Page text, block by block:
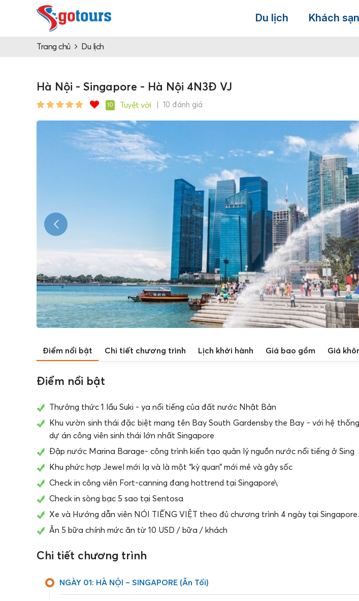
Du lịch Khách sạn
Trang chủ Du lịch
Hà Nội - Singapore - Hà Nội 4N3Đ VJ
10 Tuyệt vời | 10 đánh giá
Điểm nổi bật Chi tiết chương trình Lịch khởi hành Giá bao gồm Giá
Điểm nổi bật
Thưởng thức 1 lẩu Suki - ya nổi tiếng của đất nước Nhật Bản
Khu vườn sinh thái đặc biệt mang tên Bay South Gardensby the Bay - với hệ
dự án công viên sinh thái lớn nhất Singapore
Đập nước Marina Barage- công trình kiến tạo quản lý nguồn nước nổi tiếng ở Sing
Khu phức hợp Jewel mới lạ và là một “kỳ quan” mới mẻ và gây sốc
Check in công viên Fort-canning đang hottrend tại Singapore\
Check in sòng bạc 5 sao tại Sentosa
Xe và Hướng dẫn viên NÓI TIẾNG VIỆT theo đủ chương trình 4 ngày tại Singapore.
Ăn 5 bữa chính mức ăn từ 10 USD / bữa / khách
Chi tiết chương trình
NGÀY 01: HÀ NỘI – SINGAPORE (Ăn Tối)